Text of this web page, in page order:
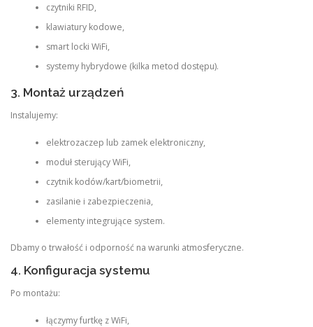
czytniki RFID,
klawiatury kodowe,
smart locki WiFi,
systemy hybrydowe (kilka metod dostępu).
3. Montaż urządzeń
Instalujemy:
elektrozaczep lub zamek elektroniczny,
moduł sterujący WiFi,
czytnik kodów/kart/biometrii,
zasilanie i zabezpieczenia,
elementy integrujące system.
Dbamy o trwałość i odporność na warunki atmosferyczne.
4. Konfiguracja systemu
Po montażu:
łączymy furtkę z WiFi,